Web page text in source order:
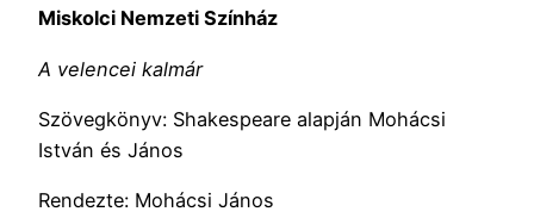
Miskolci Nemzeti Színház
A velencei kalmár
Szövegkönyv: Shakespeare alapján Mohácsi
István és János
Rendezte: Mohácsi János